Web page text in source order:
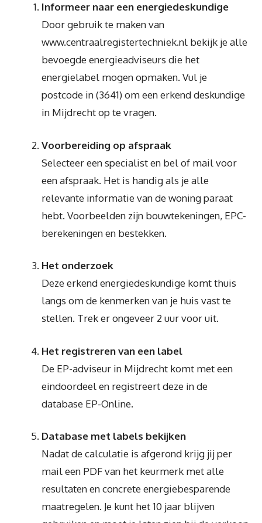
Informeer naar een energiedeskundige
Door gebruik te maken van
www.centraalregistertechniek.nl bekijk je alle
bevoegde energieadviseurs die het
energielabel mogen opmaken. Vul je
postcode in (3641) om een erkend deskundige
in Mijdrecht op te vragen.
Voorbereiding op afspraak
Selecteer een specialist en bel of mail voor
een afspraak. Het is handig als je alle
relevante informatie van de woning paraat
hebt. Voorbeelden zijn bouwtekeningen, EPC-
berekeningen en bestekken.
Het onderzoek
Deze erkend energiedeskundige komt thuis
langs om de kenmerken van je huis vast te
stellen. Trek er ongeveer 2 uur voor uit.
Het registreren van een label
De EP-adviseur in Mijdrecht komt met een
eindoordeel en registreert deze in de
database EP-Online.
Database met labels bekijken
Nadat de calculatie is afgerond krijg jij per
mail een PDF van het keurmerk met alle
resultaten en concrete energiebesparende
maatregelen. Je kunt het 10 jaar blijven